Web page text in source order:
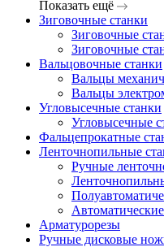
Показать ещё
Зиговочные станки
Зиговочные
Зиговочные
Вальцовочные станки
Вальцы
Вальцы
Угловысечные станки
Угловысечные
Фальцепрокатные
Ленточнопильные
Ручные
Арматурорезы
Ручные дисковые